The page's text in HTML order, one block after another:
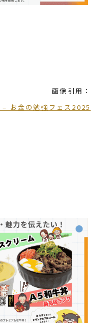
画像引用：
お金の勉強フェス2025